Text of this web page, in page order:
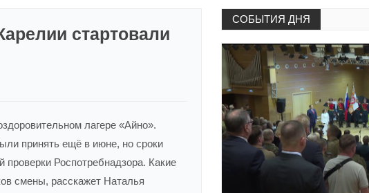
стартовали
лагере «Айно».
принять ещё в июне, но сроки
Роспотребнадзора. Какие
смены, расскажет Наталья
СОБЫТИЯ ДНЯ